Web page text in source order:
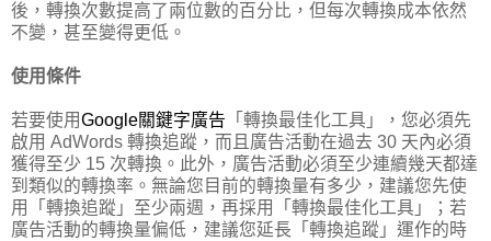
後，轉換次數提高了兩位數的百分比，但每次轉換成本依然
不變，甚至變得更低。
使用條件
若要使用Google關鍵字廣告 「轉換最佳化工具」，您必須先
啟用 AdWords 轉換追蹤，而且廣告活動在過去 30 天內必須
獲得至少 15 次轉換。此外，廣告活動必須至少連續幾天都達
到類似的轉換率。無論您目前的轉換量有多少，建議您先使
用「轉換追蹤」至少兩週，再採用「轉換最佳化工具」；若
廣告活動的轉換量偏低，建議您延長「轉換追蹤」運作的時